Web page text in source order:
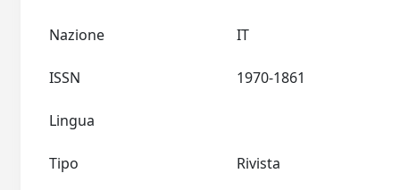
Nazione
ISSN
Lingua
Tipo Rivista